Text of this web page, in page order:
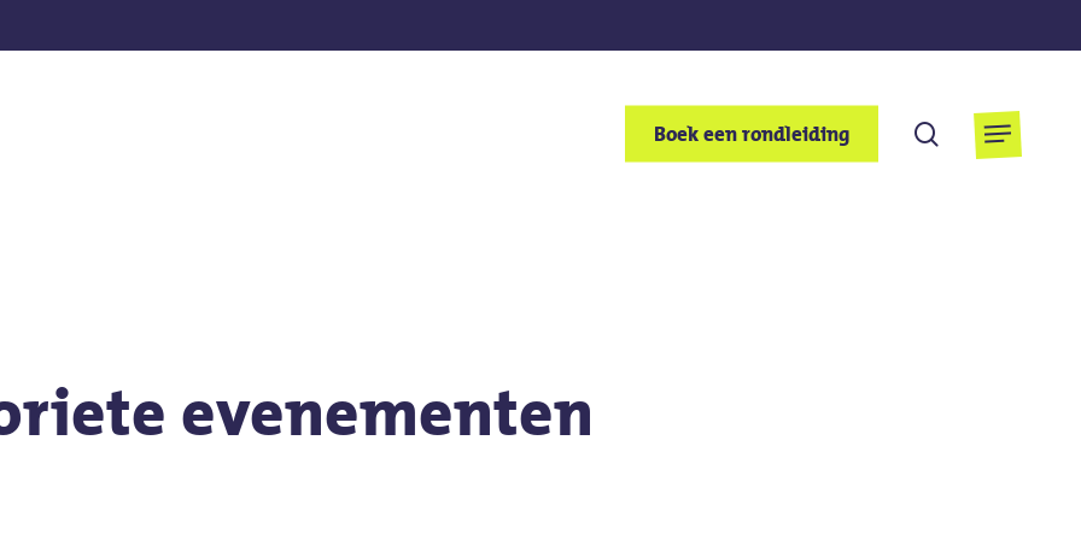
Boek een rondleiding Zoek
op
Menu
evenementen